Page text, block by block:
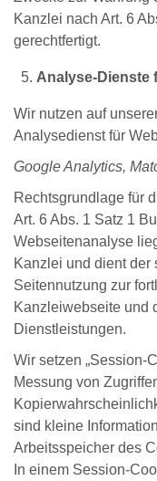
Kanzlei nach Art. 6
gerechtfertigt.
Analyse-Dienste
Wir nutzen auf
Analysedienst für
Google Analytics,
Rechtsgrundlage für
Art. 6 Abs. 1 Satz 1
Webseitenanalyse
Kanzlei und dient der
Seitennutzung zur
Kanzleiwebseite und
Dienstleistungen.
Wir setzen „Session-
Messung von
sind kleine
Arbeitsspeicher des
In einem Session-